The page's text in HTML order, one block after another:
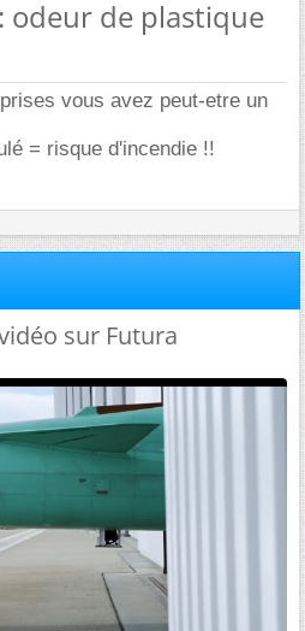
odeur de plastique
vous avez peut-etre un
= risque d'incendie !!
sur Futura